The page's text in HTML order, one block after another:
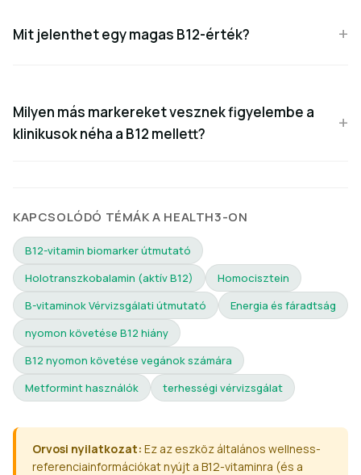
Mit jelenthet egy magas B12-érték?
Milyen más markereket vesznek figyelembe a
klinikusok néha a B12 mellett?
KAPCSOLÓDÓ TÉMÁK A HEALTH3-ON
B12-vitamin biomarker útmutató
Holotranszkobalamin (aktív B12)
Homocisztein
B-vitaminok Vérvizsgálati útmutató
Energia és fáradtság
nyomon követése B12 hiány
B12 nyomon követése vegánok számára
Metformint használók
terhességi vérvizsgálat
Orvosi nyilatkozat: Ez az eszköz általános wellness-
referenciainformációkat nyújt a B12-vitaminra (és a